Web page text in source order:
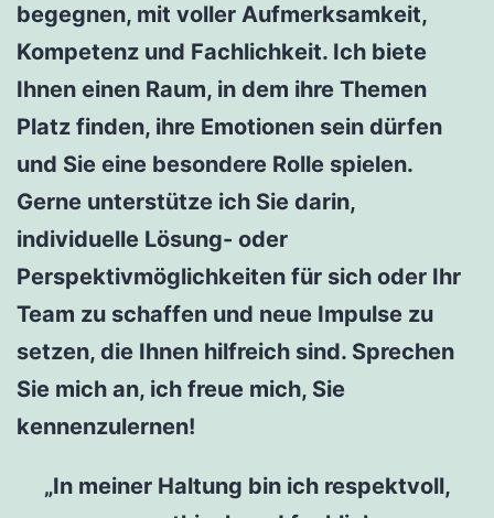
begegnen, mit voller Aufmerksamkeit,
Kompetenz und Fachlichkeit. Ich biete
Ihnen einen Raum, in dem ihre Themen
Platz finden, ihre Emotionen sein dürfen
und Sie eine besondere Rolle spielen.
Gerne unterstütze ich Sie darin,
individuelle Lösung- oder
Perspektivmöglichkeiten für sich oder Ihr
Team zu schaffen und neue Impulse zu
setzen, die Ihnen hilfreich sind. Sprechen
Sie mich an, ich freue mich, Sie
kennenzulernen!
„In meiner Haltung bin ich respektvoll,